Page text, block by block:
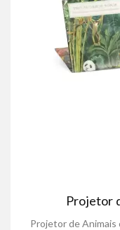
Projetor
Projetor de Animais